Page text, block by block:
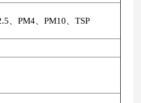
、PM4、PM10、TSP